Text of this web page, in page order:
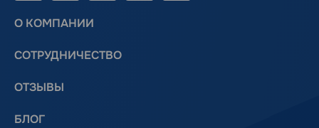
О КОМПАНИИ
СОТРУДНИЧЕСТВО
ОТЗЫВЫ
БЛОГ